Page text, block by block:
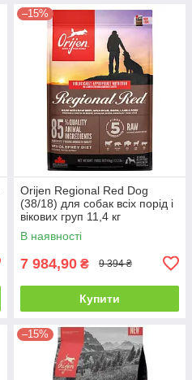
–15%
Orijen Regional Red Dog
(38/18) для собак всіх порід і
вікових груп 11,4 кг
В наявності
7 984,90 ₴ 9 394 ₴
Купити
–15%